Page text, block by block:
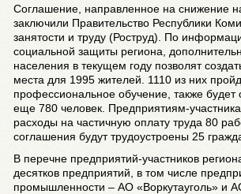
Соглашение, направленное на снижение
заключили Правительство Республики
занятости и труду (Роструд). По
социальной защиты региона,
населения в текущем году позволят
места для 1995 жителей. 1110 из них
профессиональное обучение, также будет
еще 780 человек. Предприятиям-
расходы на частичную оплату труда 80
соглашения будут трудоустроены 25
В перечне предприятий-участников
десятков предприятий, в том числе
промышленности – АО «Воркутауголь» и